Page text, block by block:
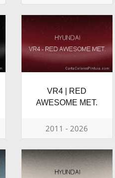
VR4 | RED
AWESOME MET.
2011 - 2026